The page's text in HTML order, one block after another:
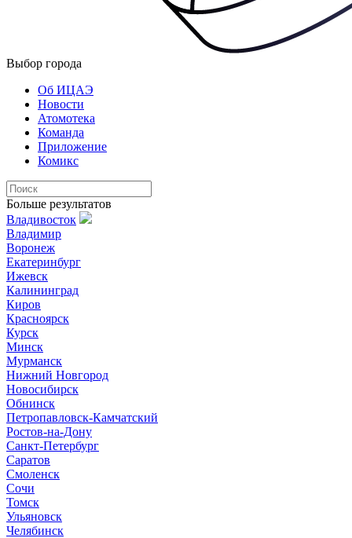
Выбор города
Об ИЦАЭ
Новости
Атомотека
Команда
Приложение
Комикс
Больше результатов
Владивосток
Владимир
Воронеж
Екатеринбург
Ижевск
Калининград
Киров
Красноярск
Курск
Минск
Мурманск
Нижний Новгород
Новосибирск
Обнинск
Петропавловск-Камчатский
Ростов-на-Дону
Санкт-Петербург
Саратов
Смоленск
Сочи
Томск
Ульяновск
Челябинск